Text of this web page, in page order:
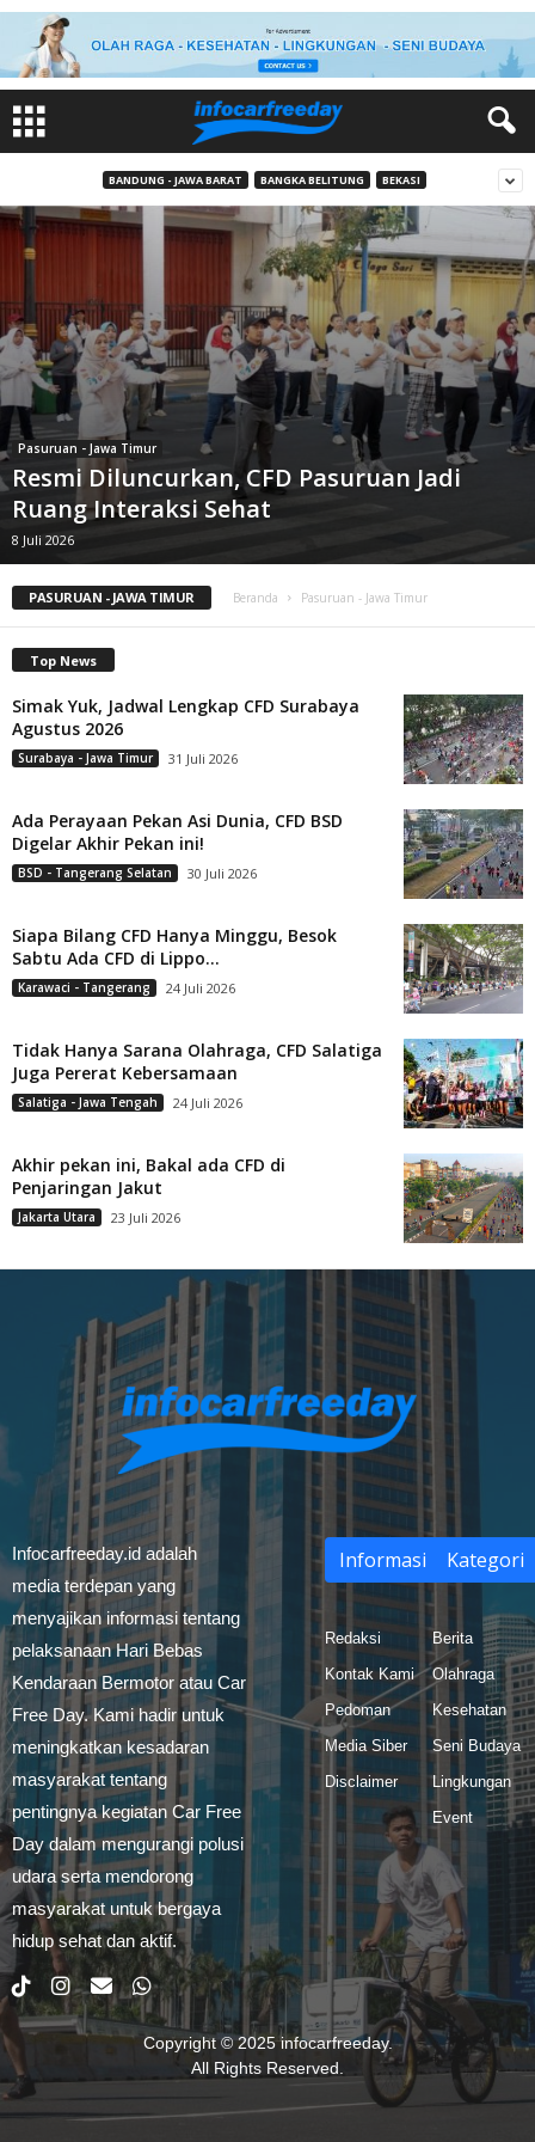
BANDUNG - JAWA BARAT BANGKA BELITUNG BEKASI
Pasuruan - Jawa Timur
Resmi Diluncurkan, CFD Pasuruan Jadi
Ruang Interaksi Sehat
8 Juli 2026
PASURUAN - JAWA TIMUR Beranda Pasuruan - Jawa Timur
Top News
Simak Yuk, Jadwal Lengkap CFD Surabaya
Agustus 2026
Surabaya - Jawa Timur 31 Juli 2026
Ada Perayaan Pekan Asi Dunia, CFD BSD
Digelar Akhir Pekan ini!
BSD - Tangerang Selatan 30 Juli 2026
Siapa Bilang CFD Hanya Minggu, Besok
Sabtu Ada CFD di Lippo...
Karawaci - Tangerang 24 Juli 2026
Tidak Hanya Sarana Olahraga, CFD Salatiga
Juga Pererat Kebersamaan
Salatiga - Jawa Tengah 24 Juli 2026
Akhir pekan ini, Bakal ada CFD di
Penjaringan Jakut
Jakarta Utara 23 Juli 2026
Infocarfreeday.id adalah
media terdepan yang
menyajikan informasi tentang
pelaksanaan Hari Bebas
Kendaraan Bermotor atau Car
Free Day. Kami hadir untuk
meningkatkan kesadaran
masyarakat tentang
pentingnya kegiatan Car Free
Day dalam mengurangi polusi
udara serta mendorong
masyarakat untuk bergaya
hidup sehat dan aktif.
Informasi
Redaksi
Kontak Kami
Pedoman
Media Siber
Disclaimer
Kategori
Berita
Olahraga
Kesehatan
Seni Budaya
Lingkungan
Event
Copyright © 2025infocarfreeday.
All Rights Reserved.